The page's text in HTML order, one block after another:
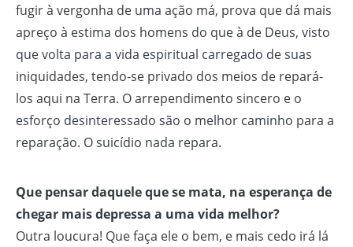
fugir à vergonha de uma ação má, prova que dá mais
apreço à estima dos homens do que à de Deus, visto
que volta para a vida espiritual carregado de suas
iniquidades, tendo-se privado dos meios de repará-
los aqui na Terra. O arrependimento sincero e o
esforço desinteressado são o melhor caminho para a
reparação. O suicídio nada repara.
Que pensar daquele que se mata, na esperança de
chegar mais depressa a uma vida melhor?
Outra loucura! Que faça ele o bem, e mais cedo irá lá